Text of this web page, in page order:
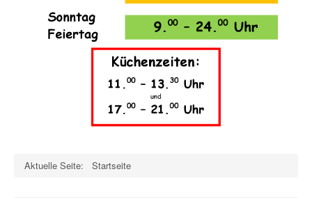
Aktuelle Seite: Startseite